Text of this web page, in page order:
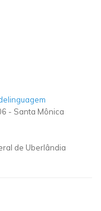
- Santa Mônica
de Uberlândia